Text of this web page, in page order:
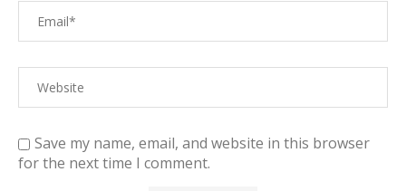
Save my name, email, and website in this browser
for the next time I comment.